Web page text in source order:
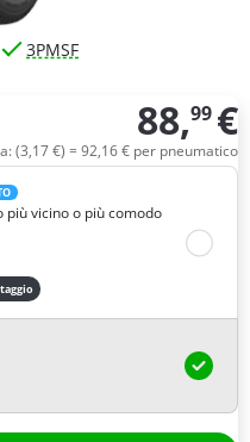
3PMSF
88,99 €
(3,17€) = 92,16€ per pneumatico
vicino o più comodo